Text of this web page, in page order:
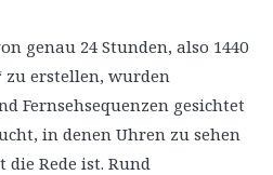
genau 24 Stunden, also 1440
zu erstellen, wurden
Fernsehsequenzen gesichtet
in denen Uhren zu sehen
Rede ist. Rund